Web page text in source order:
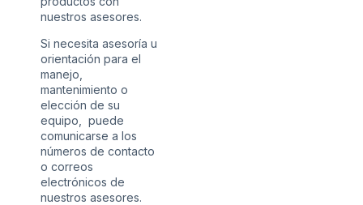
nuestros asesores.
Si necesita asesoría u
orientación para el
manejo,
mantenimiento o
elección de su
equipo, puede
comunicarse a los
números de contacto
o correos
electrónicos de
nuestros asesores.